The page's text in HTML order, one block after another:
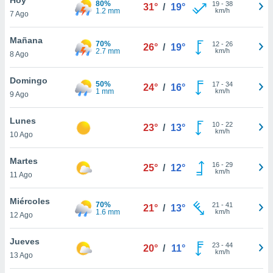
y
en
más
de
7 Ago
80%
1.2 mm
31° / 19° 19- 38
km/h
Mañana
8 Ago
70%
2.7 mm
26° / 19° 12- 26
km/h
Domingo
9 Ago
50%
1 mm
24° / 16° 17- 34
km/h
Lunes
10 Ago
23° / 13° 10- 22
km/h
Martes
11 Ago
25° / 12° 16- 29
km/h
Miércoles
12 Ago
70%
1.6 mm
21° / 13° 21 - 41
km/h
Jueves
13 Ago
20° / 11° 23- 44
km/h